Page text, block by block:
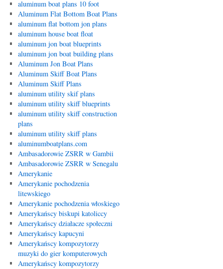
aluminum boat plans 10 foot
Aluminum Flat Bottom Boat Plans
aluminum flat bottom jon plans
aluminum house boat float
aluminum jon boat blueprints
aluminum jon boat building plans
Aluminum Jon Boat Plans
Aluminum Skiff Boat Plans
Aluminum Skiff Plans
aluminum utility skif plans
aluminum utility skiff blueprints
aluminum utility skiff construction
plans
aluminum utility skiff plans
aluminumboatplans.com
Ambasadorowie ZSRR w Gambii
Ambasadorowie ZSRR w Senegalu
Amerykanie
Amerykanie pochodzenia
litewskiego
Amerykanie pochodzenia włoskiego
Amerykańscy biskupi katoliccy
Amerykańscy działacze społeczni
Amerykańscy kapucyni
Amerykańscy kompozytorzy
muzyki do gier komputerowych
Amerykańscy kompozytorzy